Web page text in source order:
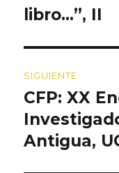
entradas
anterior:
libro…”, II
SIGUIENTE
Entrada
siguiente:
CFP: XX
Antigua,